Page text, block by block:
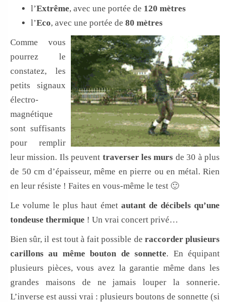
l’Extrême, avec une portée de 120 mètres
l’Eco, avec une portée de 80 mètres
Comme vous
pourrez le
constatez, les
petits signaux
électro-
magnétique
sont suffisants
pour remplir
leur mission. Ils peuvent traverser les murs de 30 à plus
de 50 cm d’épaisseur, même en pierre ou en métal. Rien
en leur résiste ! Faites en vous-même le test 🙂
Le volume le plus haut émet autant de décibels qu’une
tondeuse thermique ! Un vrai concert privé…
Bien sûr, il est tout à fait possible de raccorder plusieurs
carillons au même bouton de sonnette. En équipant
plusieurs pièces, vous avez la garantie même dans les
grandes maisons de ne jamais louper la sonnerie.
L’inverse est aussi vrai : plusieurs boutons de sonnette (si